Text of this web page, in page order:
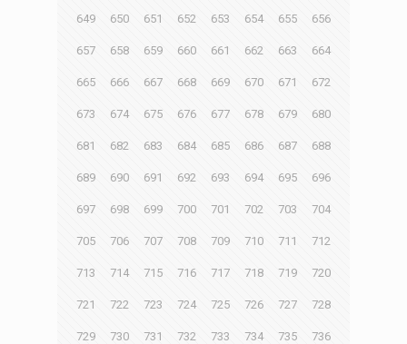
649 650 651 652 653 654 655 656
657 658 659 660 661 662 663 664
665 666 667 668 669 670 671 672
673 674 675 676 677 678 679 680
681 682 683 684 685 686 687 688
689 690 691 692 693 694 695 696
697 698 699 700 701 702 703 704
705 706 707 708 709 710 711 712
713 714 715 716 717 718 719 720
721 722 723 724 725 726 727 728
729 730 731 732 733 734 735 736